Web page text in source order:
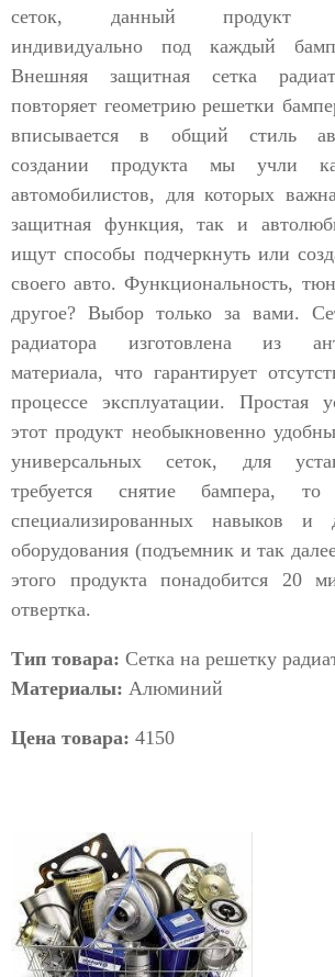
сеток, данный продукт
индивидуально под каждый
Внешняя защитная сетка
повторяет геометрию решетки
вписывается в общий стиль
создании продукта мы учли
автомобилистов, для которых
защитная функция, так и
ищут способы подчеркнуть или
своего авто. Функциональность,
другое? Выбор только за вами.
радиатора изготовлена из
материала, что гарантирует
процессе эксплуатации. Простая
этот продукт необыкновенно
универсальных сеток, для
требуется снятие бампера,
специализированных навыков и
оборудования (подъемник и так
этого продукта понадобится 20
отвертка.
Тип товара: Сетка на решетку
Материалы: Алюминий
Цена товара: 4150